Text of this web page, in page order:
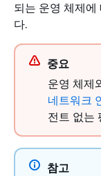
되는 운영 체제에
다.
중요
운영 체제
네트워크
전트 없는
참고